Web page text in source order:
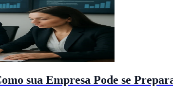
sua Empresa Pode se